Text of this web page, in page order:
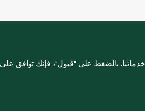
بالضغط على "قبول"، فإنك توافق على